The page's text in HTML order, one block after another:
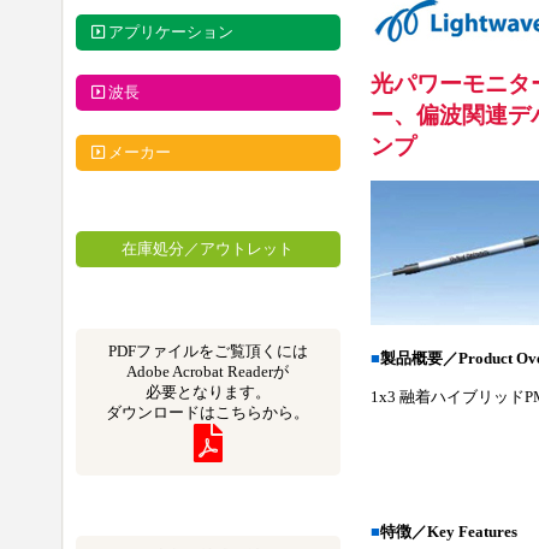
アプリケーション
波長
メーカー
在庫処分／アウトレット
PDFファイルをご覧頂くには
Adobe Acrobat Readerが
必要となります。
ダウンロードはこちらから。
光パワーモニ
ー、偏波関連
ンプ
■製品概要／Product
1x3 融着ハイブリッド
■特徴／Key Features